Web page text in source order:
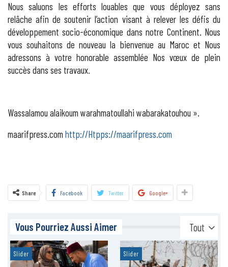
Nous saluons les efforts louables que vous déployez sans
relâche afin de soutenir l’action visant à relever les défis du
développement socio-économique dans notre Continent. Nous
vous souhaitons de nouveau la bienvenue au Maroc et Nous
adressons à votre honorable assemblée Nos vœux de plein
succès dans ses travaux.
Wassalamou alaikoum warahmatoullahi wabarakatouhou ».
maarifpress.com http://Htpps://maarifpress.com
Share Facebook Twitter Google+
Tout
Vous Pourriez Aussi Aimer
Slider Slider